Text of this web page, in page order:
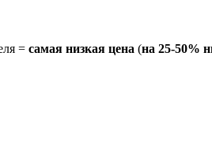
= самая низкая цена (на 25-50%